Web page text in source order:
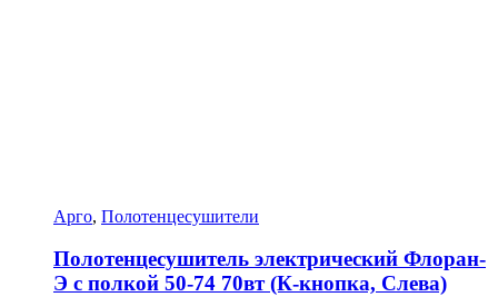
Арго, Полотенцесушители
Полотенцесушитель электрический Флоран-
Э с полкой 50-74 70вт (К-кнопка, Слева)